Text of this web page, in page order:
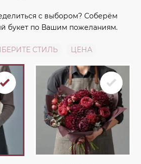
с выбором? Соберём
букет по Вашим пожеланиям.
СТИЛЬ ЦЕНА